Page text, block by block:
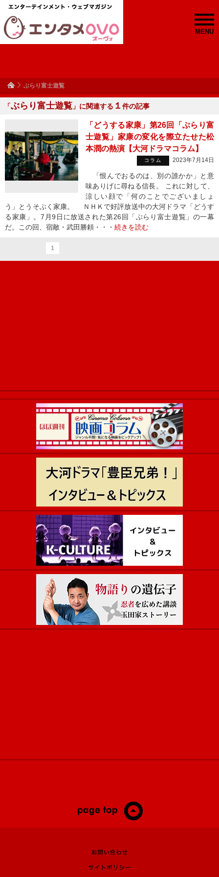
MENU
ぶらり富士遊覧
「ぶらり富士遊覧 」に関連する １ 件の記事
「どうする家康」第26回「ぶらり富
士遊覧」家康の変化を際立たせた松
本潤の熱演【大河ドラマコラム】
コラム 2023年7月14日
「恨んでおるのは、別の誰かか」と意
味ありげに尋ねる信長。 これに対して、
涼しい顔で「何のことでございましょ
う」とうそぶく家康。 ＮＨＫで好評放送中の大河ドラマ「どうす
る家康」。7月9日に放送された第26回「ぶらり富士遊覧」の一幕
だ。この回、宿敵・武田勝頼・・・ 続きを読む
1